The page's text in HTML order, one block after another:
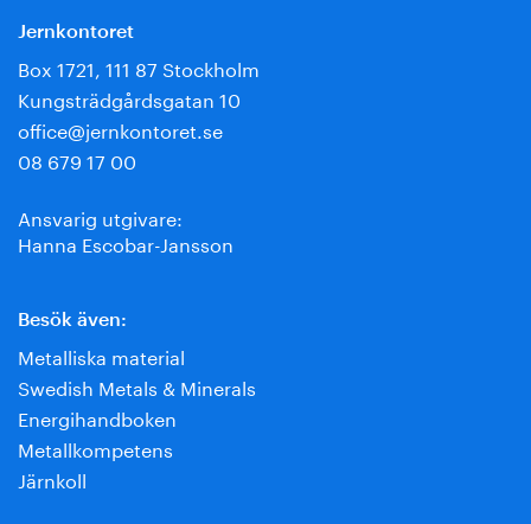
Jernkontoret
Box 1721, 111 87 Stockholm
Kungsträdgårdsgatan 10
office@jernkontoret.se
08 679 17 00
Ansvarig utgivare:
Hanna Escobar-Jansson
Besök även:
Metalliska material
Swedish Metals & Minerals
Energihandboken
Metallkompetens
Järnkoll